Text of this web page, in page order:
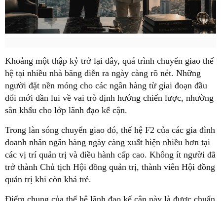
Khoảng một thập kỷ trở lại đây, quá trình chuyển giao thế
hệ tại nhiều nhà băng diễn ra ngày càng rõ nét. Những
người đặt nền móng cho các ngân hàng từ giai đoạn đầu
đổi mới dần lui về vai trò định hướng chiến lược, nhường
sân khấu cho lớp lãnh đạo kế cận.
Trong làn sóng chuyển giao đó, thế hệ F2 của các gia đình
doanh nhân ngân hàng ngày càng xuất hiện nhiều hơn tại
các vị trí quản trị và điều hành cấp cao. Không ít người đã
trở thành Chủ tịch Hội đồng quản trị, thành viên Hội đồng
quản trị khi còn khá trẻ.
Điểm chung của thế hệ lãnh đạo kế cận này là được chuẩn